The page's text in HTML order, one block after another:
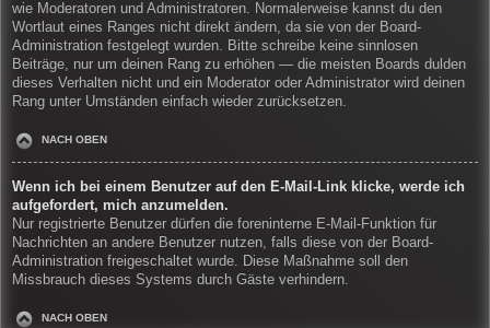
wie Moderatoren und Administratoren. Normalerweise kannst du den
Wortlaut eines Ranges nicht direkt ändern, da sie von der Board-
Administration festgelegt wurden. Bitte schreibe keine sinnlosen
Beiträge, nur um deinen Rang zu erhöhen — die meisten Boards dulden
dieses Verhalten nicht und ein Moderator oder Administrator wird deinen
Rang unter Umständen einfach wieder zurücksetzen.
NACH OBEN
Wenn ich bei einem Benutzer auf den E-Mail-Link klicke, werde ich
aufgefordert, mich anzumelden.
Nur registrierte Benutzer dürfen die foreninterne E-Mail-Funktion für
Nachrichten an andere Benutzer nutzen, falls diese von der Board-
Administration freigeschaltet wurde. Diese Maßnahme soll den
Missbrauch dieses Systems durch Gäste verhindern.
NACH OBEN